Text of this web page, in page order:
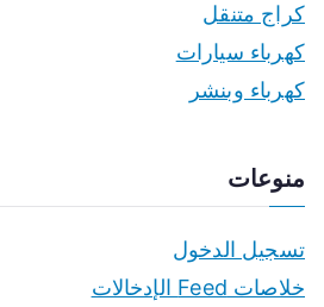
كراج متنقل
كهرباء سيارات
كهرباء وبنشر
منوعات
تسجيل الدخول
خلاصات Feed الإدخالات